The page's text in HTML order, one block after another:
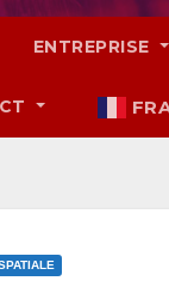
ENTREPRISE